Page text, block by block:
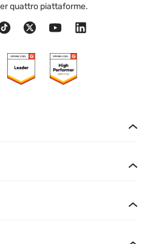
quattro piattaforme.